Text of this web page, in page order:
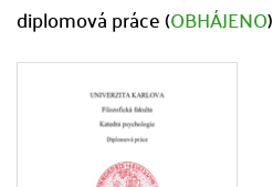
diplomová práce (OBHÁJENO)